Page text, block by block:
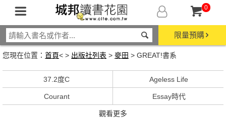
0
限量預購
您現在位置： 首頁< > 出版社列表 > 麥田 > GREAT!書系
37.2度C Ageless Life
Courant Essay時代
觀看更多